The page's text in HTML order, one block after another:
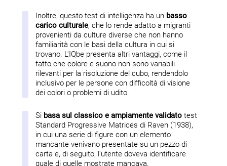
Inoltre, questo test di intelligenza ha un basso
carico culturale, che lo rende adatto a migranti
provenienti da culture diverse che non hanno
familiarità con le basi della cultura in cui si
trovano. L'IQbe presenta altri vantaggi, come il
fatto che colore e suono non sono variabili
rilevanti per la risoluzione del cubo, rendendolo
inclusivo per le persone con difficoltà di visione
dei colori o problemi di udito.
Si basa sul classico e ampiamente validato test
Standard Progressive Matrices di Raven (1938),
in cui una serie di figure con un elemento
mancante venivano presentate su un pezzo di
carta e, di seguito, l'utente doveva identificare
quale di quelle mostrate mancava.